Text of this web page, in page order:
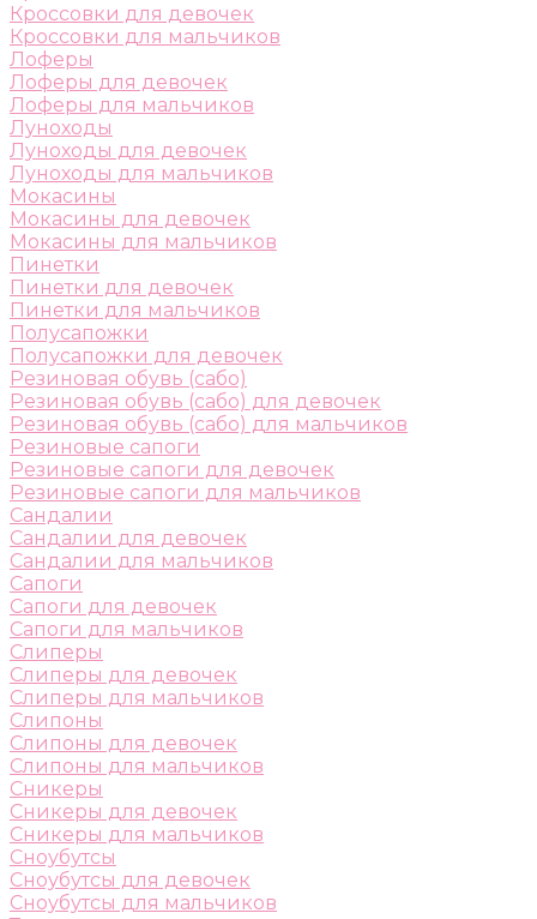
Кроссовки для девочек
Кроссовки для мальчиков
Лоферы
Лоферы для девочек
Лоферы для мальчиков
Луноходы
Луноходы для девочек
Луноходы для мальчиков
Мокасины
Мокасины для девочек
Мокасины для мальчиков
Пинетки
Пинетки для девочек
Пинетки для мальчиков
Полусапожки
Полусапожки для девочек
Резиновая обувь (сабо)
Резиновая обувь (сабо) для девочек
Резиновая обувь (сабо) для мальчиков
Резиновые сапоги
Резиновые сапоги для девочек
Резиновые сапоги для мальчиков
Сандалии
Сандалии для девочек
Сандалии для мальчиков
Сапоги
Сапоги для девочек
Сапоги для мальчиков
Слиперы
Слиперы для девочек
Слиперы для мальчиков
Слипоны
Слипоны для девочек
Слипоны для мальчиков
Сникеры
Сникеры для девочек
Сникеры для мальчиков
Сноубутсы
Сноубутсы для девочек
Сноубутсы для мальчиков